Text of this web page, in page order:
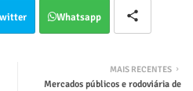
Whatsapp
MAIS RECENTES
Mercados públicos e rodoviária de